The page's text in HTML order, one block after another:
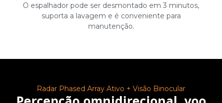
O espalhador pode ser desmontado em 3 minutos,
suporta a lavagem e é conveniente para
manutenção.
Radar Phased Array Ativo + Visão Binocular